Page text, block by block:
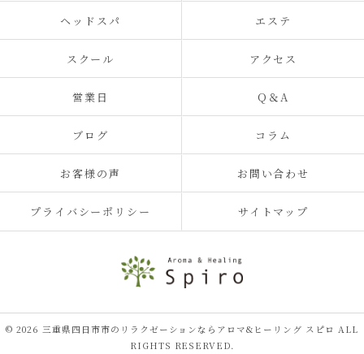
ヘッドスパ エステ
スクール アクセス
営業日 Q＆A
ブログ コラム
お客様の声 お問い合わせ
プライバシーポリシー サイトマップ
© 2026 三重県四日市市のリラクゼーションならアロマ&ヒーリング スピロ ALL
RIGHTS RESERVED.